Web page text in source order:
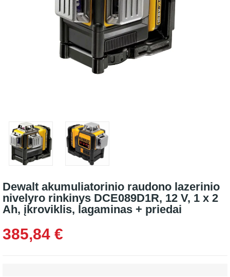
Dewalt akumuliatorinio raudono lazerinio
nivelyro rinkinys DCE089D1R, 12 V, 1 x 2
Ah, įkroviklis, lagaminas + priedai
385,84 €